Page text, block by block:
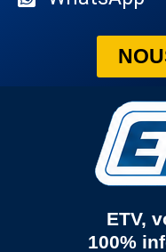
ETV,
100%